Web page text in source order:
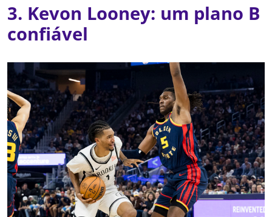
3. Kevon Looney: um plano B
confiável